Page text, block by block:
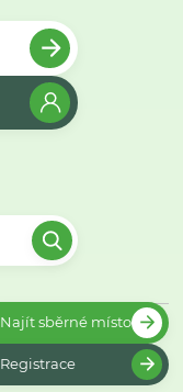
Najít sběrné místo
Registrace